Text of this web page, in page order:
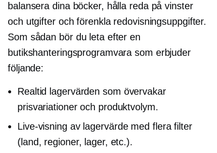
balansera dina böcker, hålla reda på vinster
och utgifter och förenkla redovisningsuppgifter.
Som sådan bör du leta efter en
butikshanteringsprogramvara som erbjuder
följande:
Realtid lagervärden som övervakar
prisvariationer och produktvolym.
Live-visning av lagervärde med flera filter
(land, regioner, lager, etc.).